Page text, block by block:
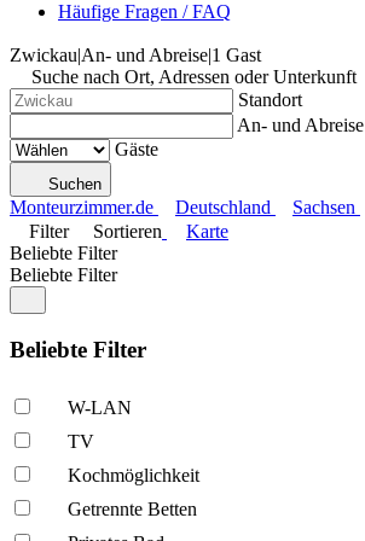
Häufige Fragen / FAQ
Zwickau|An- und Abreise|1 Gast
Suche nach Ort, Adressen oder Unterkunft
Standort
An- und Abreise
Gäste
Suchen
Monteurzimmer.de Deutschland Sachsen
Filter
Sortieren
Karte
Beliebte Filter
Beliebte Filter
Beliebte Filter
W-LAN
TV
Kochmöglich­keit
Getrennte Betten